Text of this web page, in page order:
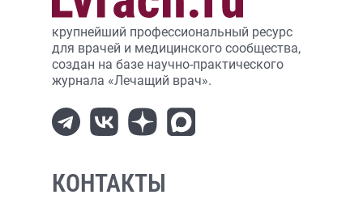
крупнейший профессиональный ресурс
для врачей и медицинского сообщества,
создан на базе научно-практического
журнала «Лечащий врач».
КОНТАКТЫ